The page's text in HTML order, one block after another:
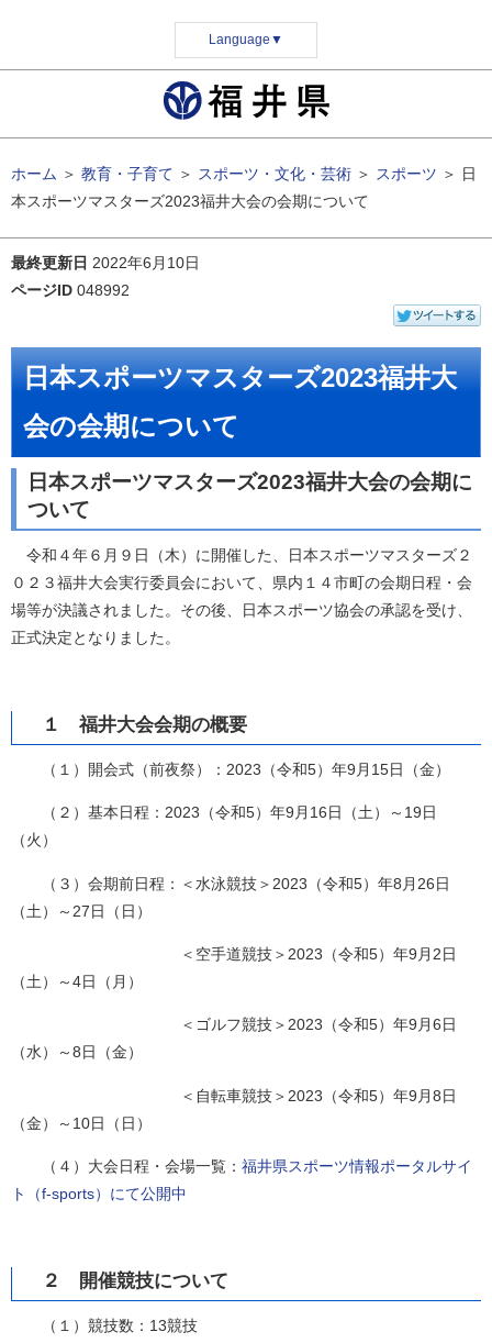
Language ▼
ホーム ＞ 教育・子育て ＞ スポーツ・文化・芸術 ＞ スポーツ ＞ 日
本スポーツマスターズ2023福井大会の会期について
最終更新日 2022年6月10日
ページID 048992
日本スポーツマスターズ2023福井大
会の会期について
日本スポーツマスターズ2023福井大会の会期に
ついて
令和４年６月９日（木）に開催した、日本スポーツマスターズ２
０２３福井大会実行委員会において、県内１４市町の会期日程・会
場等が決議されました。その後、日本スポーツ協会の承認を受け、
正式決定となりました。
１ 福井大会会期の概要
（１）開会式（前夜祭）：2023（令和5）年9月15日（金）
（２）基本日程：2023（令和5）年9月16日（土）～19日
（火）
（３）会期前日程：＜水泳競技＞2023（令和5）年8月26日
（土）～27日（日）
＜空手道競技＞2023（令和5）年9月2日
（土）～4日（月）
＜ゴルフ競技＞2023（令和5）年9月6日
（水）～8日（金）
＜自転車競技＞2023（令和5）年9月8日
（金）～10日（日）
（４）大会日程・会場一覧： 福井県スポーツ情報ポータルサイ
ト（f-sports）にて公開中
２ 開催競技について
（１）競技数：13競技